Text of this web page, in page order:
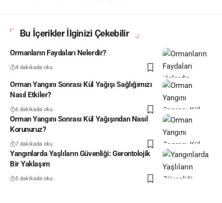
Bu İçerikler İlginizi Çekebilir
Ormanların Faydaları Nelerdir?
4 dakikada oku
Orman Yangını Sonrası Kül Yağışı Sağlığımızı
Nasıl Etkiler?
6 dakikada oku
Orman Yangını Sonrası Kül Yağışından Nasıl
Korunuruz?
7 dakikada oku
Yangınlarda Yaşlıların Güvenliği: Gerontolojik
Bir Yaklaşım
5 dakikada oku